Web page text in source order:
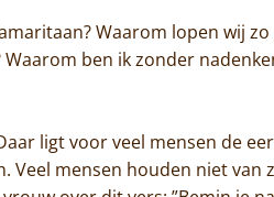
Waarom lopen wij
ben ik zonder
ligt voor veel mensen de
Veel mensen houden niet van